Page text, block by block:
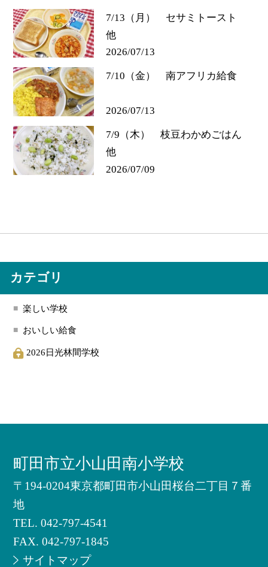
7/13（月） セサミトースト
他
2026/07/13
7/10（金） 南アフリカ給食
2026/07/13
7/9（木） 枝豆わかめごはん
他
2026/07/09
カテゴリ
楽しい学校
おいしい給食
2026日光林間学校
町田市立小山田南小学校
〒194-0204東京都町田市小山田桜台二丁目７番
地
TEL.042-797-4541
FAX. 042-797-1845
サイトマップ